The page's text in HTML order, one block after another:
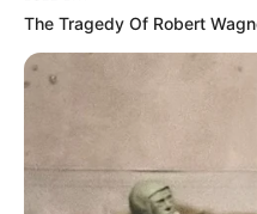
Magyar Péter
vagy olvashatja el a
The Tragedy Of Robert